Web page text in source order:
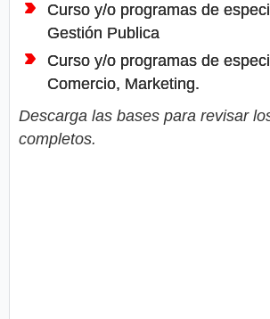
Curso y/o programas de
Gestión Publica
Curso y/o programas de
Comercio, Marketing.
Descarga las bases para revisar
completos.